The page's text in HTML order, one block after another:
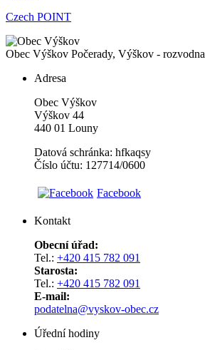
Czech POINT
Obec Výškov Počerady, Výškov - rozvodna
Adresa
Obec Výškov
Výškov 44
440 01 Louny
Datová schránka: hfkaqsy
Číslo účtu: 127714/0600
Facebook
Kontakt
Obecní úřad:
Tel.: +420 415 782 091
Starosta:
Tel.: +420 415 782 091
E-mail:
podatelna@vyskov-obec.cz
Úřední hodiny